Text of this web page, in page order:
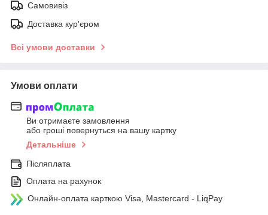
Самовивіз
Доставка кур'єром
Всі умови доставки
Умови оплати
Ви отримаєте замовлення
або гроші повернуться на вашу картку
Детальніше
Післяплата
Оплата на рахунок
Онлайн-оплата карткою Visa, Mastercard - LiqPay